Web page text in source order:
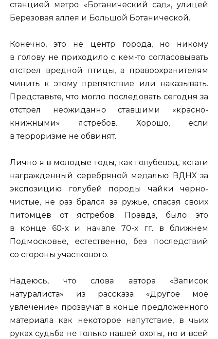
станцией метро «Ботанический сад», улицей
Березовая аллея и Большой Ботанической.
Конечно, это не центр города, но никому
в голову не приходило с кем-то согласовывать
отстрел вредной птицы, а правоохранителям
чинить к этому препятствие или наказывать.
Представьте, что могло последовать сегодня за
отстрел неожиданно ставшими «красно-
книжными» ястребов. Хорошо, если
в терроризме не обвинят.
Лично я в молодые годы, как голубевод, кстати
награжденный серебряной медалью ВДНХ за
экспозицию голубей породы чайки черно-
чистые, не раз брался за ружье, спасая своих
питомцев от ястребов. Правда, было это
в конце 60-х и начале 70-х гг. в ближнем
Подмосковье, естественно, без последствий
со стороны участкового.
Надеюсь, что слова автора «Записок
натуралиста» из рассказа «Другое мое
увлечение» прозвучат в конце предложенного
материала как некоторое напутствие, в чьих
руках судьба не только нашей охоты, но и всей